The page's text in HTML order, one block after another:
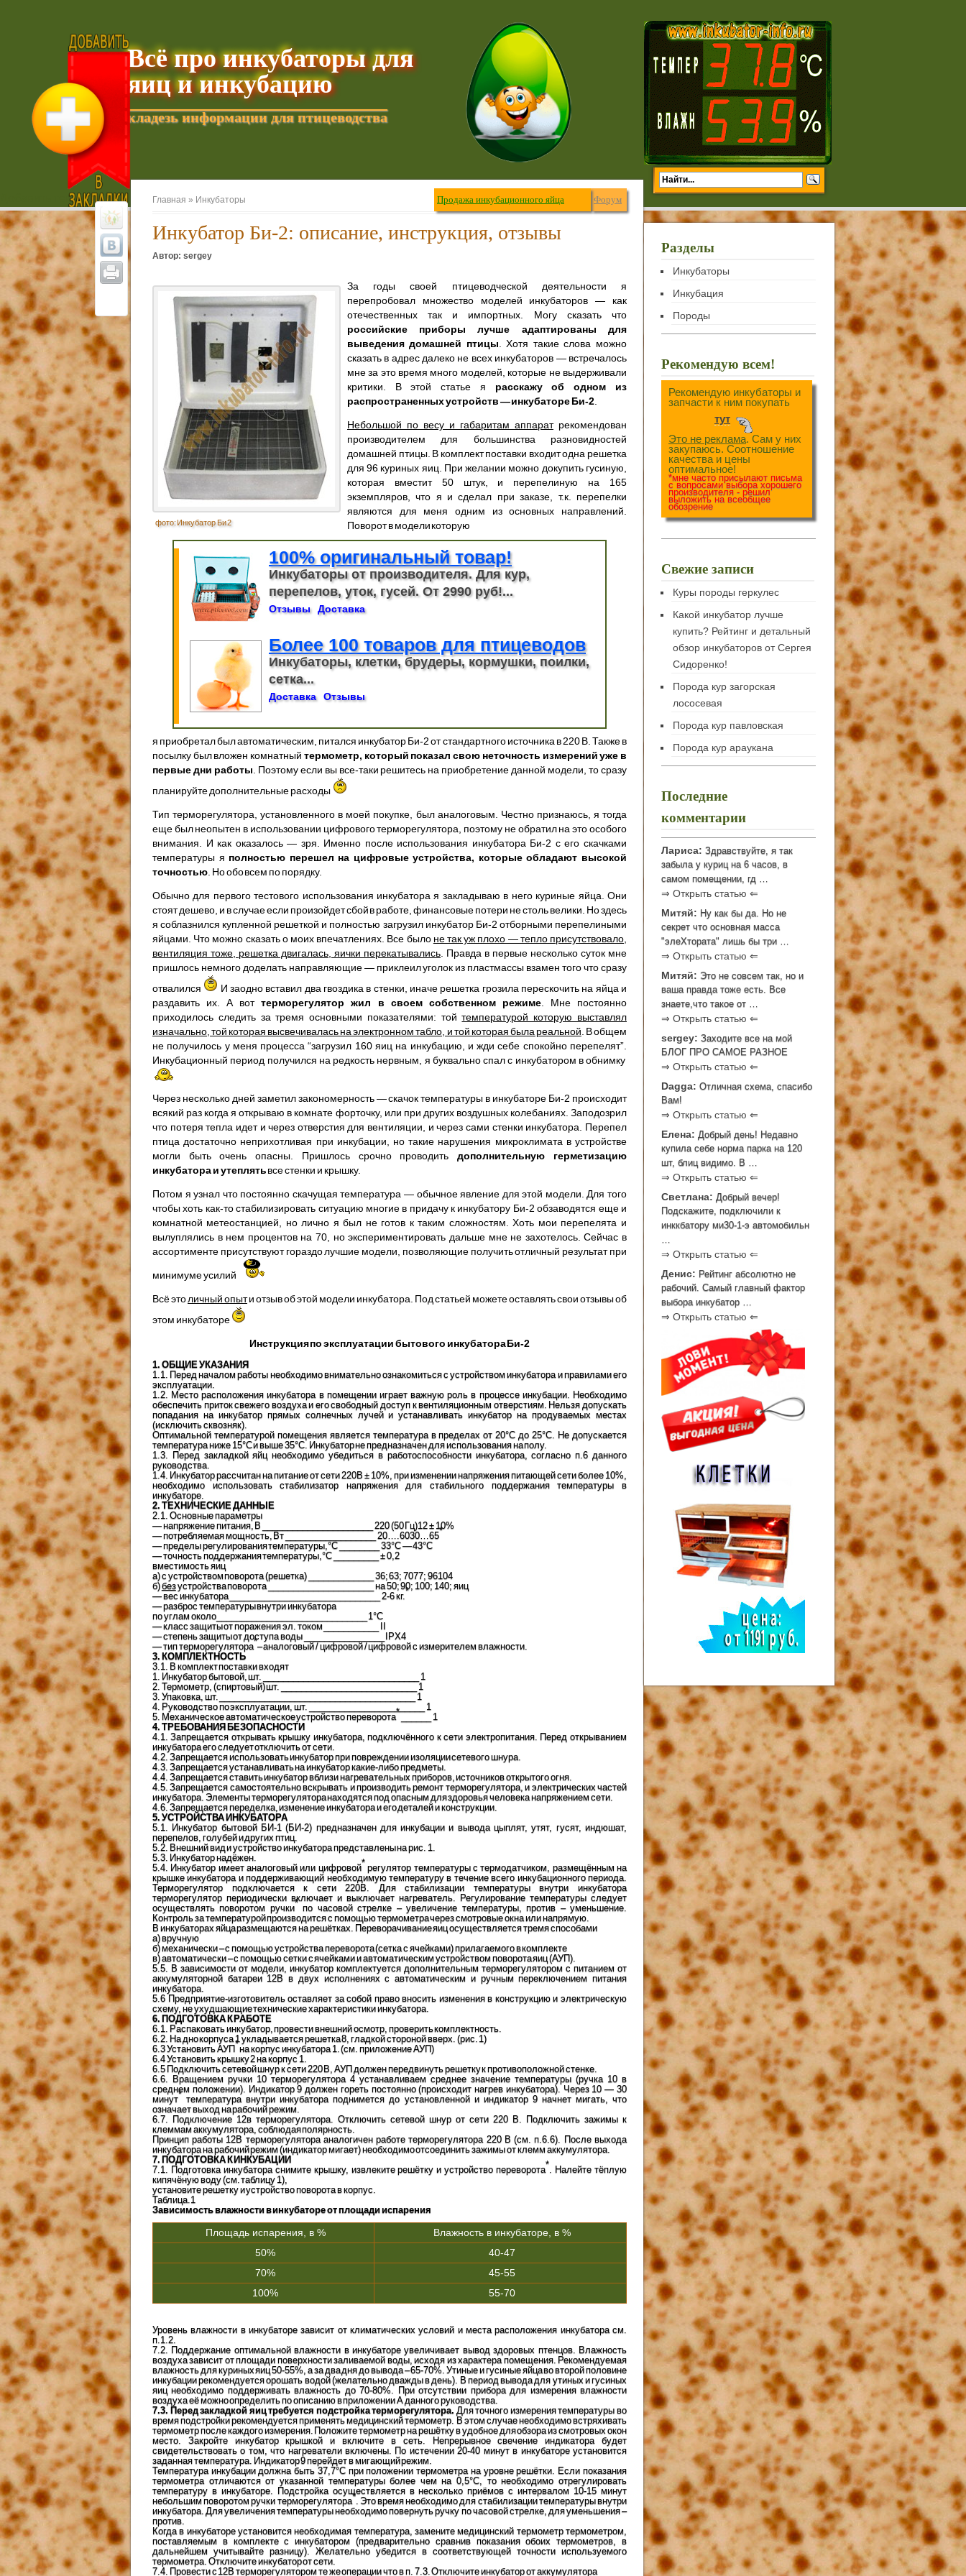
Всё про инкубаторы для
яиц и инкубацию
кладезь информации для птицеводства
Добавить текущую страницу в Избранное Форум
Продажа инкубационного яйца
Главная » Инкубаторы
Инкубатор Би-2: описание, инструкция, отзывы
Автор: sergey
фото: Инкубатор Би 2
За годы своей птицеводческой деятельности я
перепробовал множество моделей инкубаторов — как
отечественных так и импортных. Могу сказать что
российские приборы лучше адаптированы для
выведения домашней птицы . Хотя такие слова можно
сказать в адрес далеко не всех инкубаторов — встречалось
мне за это время много моделей, которые не выдерживали
критики. В этой статье я расскажу об одном из
распространенных устройств — инкубаторе Би-2
Небольшой по весу и габаритам аппаратрекомендован
производителем для большинства разновидностей
домашней птицы. В комплект поставки входит одна решетка
для 96 куриных яиц. При желании можно докупить гусиную,
которая вместит 50 штук, и перепелиную на 165
экземпляров, что я и сделал при заказе, т.к. перепелки
являются для меня одним из основных направлений.
Поворот в модели которую
100% оригинальный товар!
Инкубаторы от производителя. Для кур,
перепелов, уток, гусей. От 2990 руб!...
Отзывы Доставка
Более 100 товаров для птицеводов
Инкубаторы, клетки, брудеры, кормушки, поилки,
сетка...
Доставка Отзывы
я приобретал был автоматическим, питался инкубатор Би-2 от стандартного источника в 220 В. Также в
посылку был вложен комнатный термометр, который показал свою неточность измерений уже в
первые дни работы . Поэтому если вы все-таки решитесь на приобретение данной модели, то сразу
планируйте дополнительные расходы
Тип терморегулятора, установленного в моей покупке, был аналоговым. Честно признаюсь, я тогда
еще был неопытен в использовании цифрового терморегулятора, поэтому не обратил на это особого
внимания. И как оказалось — зря. Именно после использования инкубатора Би-2 с его скачками
температуры я полностью перешел на цифровые устройства, которые обладают высокой
точностью . Но обо всем по порядку.
Обычно для первого тестового использования инкубатора я закладываю в него куриные яйца. Они
стоят дешево, и в случае если произойдет сбой в работе, финансовые потери не столь велики. Но здесь
я соблазнился купленной решеткой и полностью загрузил инкубатор Би-2 отборными перепелиными
яйцами. Что можно сказать о моих впечатлениях. Все было не так уж плохо — тепло присутствовало,
вентиляция тоже, решетка двигалась, яички перекатывались . Правда в первые несколько суток мне
пришлось немного доделать направляющие — приклеил уголок из пластмассы взамен того что сразу
отвалился
И заодно вставил два гвоздика в стенки, иначе решетка грозила перескочить на яйца и
раздавить их. А воттерморегулятор жил в своем собственном режиме. Мне постоянно
приходилось следить за тремя основными показателями: тойтемпературой которую выставлял
изначально, той которая высвечивалась на электронном табло, и той которая была реальной . В общем
не получилось у меня процесса “загрузил 160 яиц на инкубацию, и жди себе спокойно перепелят”.
Инкубационный период получился на редкость нервным, я буквально спал с инкубатором в обнимку
Через несколько дней заметил закономерность — скачок температуры в инкубаторе Би-2 происходит
всякий раз когда я открываю в комнате форточку, или при других воздушных колебаниях. Заподозрил
что потеря тепла идет и через отверстия для вентиляции, и через сами стенки инкубатора. Перепел
птица достаточно неприхотливая при инкубации, но такие нарушения микроклимата в устройстве
могли быть очень опасны. Пришлось срочно проводитьдополнительную герметизацию
инкубатора и утеплятьвсе стенки и крышку.
Потом я узнал что постоянно скачущая температура — обычное явление для этой модели. Для того
чтобы хоть как-то стабилизировать ситуацию многие в придачу к инкубатору Би-2 обзаводятся еще и
комнатной метеостанцией, но лично я был не готов к таким сложностям. Хоть мои перепелята и
вылуплялись в нем процентов на 70, но экспериментировать дальше мне не захотелось. Сейчас в
ассортименте присутствуют гораздо лучшие модели, позволяющие получить отличный результат при
минимуме усилий
Всё этоличный опыти отзыв об этой модели инкубатора. Под статьей можете оставлять свои отзывы об
этом инкубаторе
Инструкция по эксплуатации бытового инкубатора Би-2
1. ОБЩИЕ УКАЗАНИЯ
1.1. Перед началом работы необходимо внимательно ознакомиться с устройством инкубатора и правилами его
эксплуатации.
1.2. Место расположения инкубатора в помещении играет важную роль в процессе инкубации. Необходимо
обеспечить приток свежего воздуха и его свободный доступ к вентиляционным отверстиям. Нельзя допускать
попадания на инкубатор прямых солнечных лучей и устанавливать инкубатор на продуваемых местах
(исключить сквозняк).
Оптимальной температурой помещения является температура в пределах от 20°С до 25°С. Не допускается
температура ниже 15°С и выше 35°С. Инкубатор не предназначен для использования на полу.
1.3. Перед закладкой яйц необходимо убедиться в работоспособности инкубатора, согласно п.6 данного
руководства.
1.4. Инкубатор рассчитан на питание от сети 220В ± 10%, при изменении напряжения питающей сети более 10%,
необходимо использовать стабилизатор напряжения для стабильного поддержания температуры в
инкубаторе.
2. ТЕХНИЧЕСКИЕ ДАННЫЕ
2.1. Основные параметры
— напряжение питания, В ______________________ 220 (50 Гц)12 ± 10%
— потребляемая мощность, Вт __________________ 20….6030…65*
— пределы регулирования температуры,°С ________ 33°С — 43°С
— точность поддержания температуры,°С _________ ± 0,2
вместимость яиц
а) с устройством поворота (решетка) _____________ 36; 63; 7077; 96104
б)безустройства поворота _____________________ на 50; 90; 100; 140; яиц
— вес инкубатора ______________________________ 2-6 кг.*
— разброс температуры внутри инкубатора
по углам около______________________________ 1°С
— класс защиты от поражения эл. током ___________ II
— степень защиты от доступа воды ________________ IPX4
— тип терморегулятора*– аналоговый / цифровой / цифровой с измерителем влажности.
3. КОМПЛЕКТНОСТЬ
3.1. В комплект поставки входят
1. Инкубатор бытовой, шт. _______________________________ 1
2. Термометр, (спиртовый) шт. ___________________________ 1
3. Упаковка, шт. _______________________________________ 1
4. Руководство по эксплуатации, шт. _______________________ 1
5. Механическое автоматическое устройство переворота* ______ 1
4. ТРЕБОВАНИЯ БЕЗОПАСНОСТИ
4.1. Запрещается открывать крышку инкубатора, подключённого к сети электропитания. Перед открыванием
инкубатора его следует отключить от сети.
4.2. Запрещается использовать инкубатор при повреждении изоляции сетевого шнура.
4.3. Запрещается устанавливать на инкубатор какие-либо предметы.
4.4. Запрещается ставить инкубатор вблизи нагревательных приборов, источников открытого огня.
4.5. Запрещается самостоятельно вскрывать и производить ремонт терморегулятора, и электрических частей
инкубатора. Элементы терморегулятора находятся под опасным для здоровья человека напряжением сети.
4.6. Запрещается переделка, изменение инкубатора и его деталей и конструкции.
5. УСТРОЙСТВА ИНКУБАТОРА
5.1. Инкубатор бытовой БИ-1 (БИ-2) предназначен для инкубации и вывода цыплят, утят, гусят, индюшат,
перепелов, голубей и других птиц.
5.2. Внешний вид и устройство инкубатора представлены на рис. 1.
5.3. Инкубатор надёжен.
5.4. Инкубатор имеет аналоговый или цифровой* регулятор температуры с термодатчиком, размещённым на
крышке инкубатора и поддерживающий необходимую температуру в течение всего инкубационного периода.
Терморегулятор подключается к сети 220В. Для стабилизации температуры внутри инкубатора
терморегулятор периодически включает и выключает нагреватель. Регулирование температуры следует
осуществлять поворотом ручки*по часовой стрелке – увеличение температуры, против – уменьшение.
Контроль за температурой производится с помощью термометра через смотровые окна или напрямую.
В инкубаторах яйца размещаются на решётках. Переворачивание яиц осуществляется тремя способами
а) вручную
б) механически – с помощью устройства переворота (сетка с ячейками) прилагаемого в комплекте
в) автоматически – с помощью сетки с ячейками и автоматическим устройством поворота яиц (АУП).
5.5. В зависимости от модели, инкубатор комплектуется дополнительным терморегулятором с питанием от
аккумуляторной батареи 12В в двух исполнениях с автоматическим и ручным переключением питания
инкубатора.
5.6 Предприятие-изготовитель оставляет за собой право вносить изменения в конструкцию и электрическую
схему, не ухудшающие технические характеристики инкубатора.
6. ПОДГОТОВКА К РАБОТЕ
6.1. Распаковать инкубатор, провести внешний осмотр, проверить комплектность.
6.2. На дно корпуса 1 укладывается решетка 8, гладкой стороной вверх. (рис. 1)
6.3 Установить АУП*на корпус инкубатора 1. (см. приложение АУП)
6.4 Установить крышку 2 на корпус 1.
6.5 Подключить сетевой шнур к сети 220 В, АУП должен передвинуть решетку к противоположной стенке.
6.6. Вращением ручки 10 терморегулятора 4 устанавливаем среднее значение температуры (ручка 10 в
среднем положении). Индикатор 9 должен гореть постоянно (происходит нагрев инкубатора). Через 10 — 30
минут*температура внутри инкубатора поднимется до установленной и индикатор 9 начнет мигать, что
означает выход на рабочий режим.
6.7. Подключение 12в терморегулятора. Отключить сетевой шнур от сети 220 В. Подключить зажимы к
клеммам аккумулятора, соблюдая полярность.
Принцип работы 12В терморегулятора аналогичен работе терморегулятора 220 В (см. п.6.6). После выхода
инкубатора на рабочий режим (индикатор мигает) необходимо отсоединить зажимы от клемм аккумулятора.
7. ПОДГОТОВКА К ИНКУБАЦИИ
7.1. Подготовка инкубатора снимите крышку, извлеките решётку и устройство переворота* . Налейте тёплую
кипячёную воду (см. таблицу 1),
установите решетку и устройство поворота в корпус.
Таблица.1
Зависимость влажности в инкубаторе от площади испарения
Площадь испарения, в %
Влажность в инкубаторе, в %
50%
40-47
70%
45-55
100%
55-70
Уровень влажности в инкубаторе зависит от климатических условий и места расположения инкубатора см.
п.1.2.
7.2. Поддержание оптимальной влажности в инкубаторе увеличивает вывод здоровых птенцов. Влажность
воздуха зависит от площади поверхности заливаемой воды, исходя из характера помещения. Рекомендуемая
влажность для куриных яиц 50-55%, а за два дня до вывода – 65-70%. Утиные и гусиные яйца во второй половине
инкубации рекомендуется орошать водой (желательно дважды в день). В период вывода для утиных и гусиных
яиц необходимо поддерживать влажность до 70-80%. При отсутствии прибора для измерения влажности
воздуха её можно определить по описанию в приложении А данного руководства.
7.3. Перед закладкой яиц требуется подстройка терморегулятора. Для точного измерения температуры во
время подстройки рекомендуется применять медицинский термометр. В этом случае необходимо встряхивать
термометр после каждого измерения. Положите термометр на решётку в удобное для обзора из смотровых окон
место. Закройте инкубатор крышкой и включите в сеть. Непрерывное свечение индикатора будет
свидетельствовать о том, что нагреватели включены. По истечении 20-40 минут в инкубаторе установится
заданная температура. Индикатор 9 перейдет в мигающий режим.
Температура инкубации должна быть 37,7°С при положении термометра на уровне решётки. Если показания
термометра отличаются от указанной температуры более чем на 0,5°С, то необходимо отрегулировать
температуру в инкубаторе. Подстройка осуществляется в несколько приёмов с интервалом 10-15 минут
небольшим поворотом ручки терморегулятора*. Это время необходимо для стабилизации температуры внутри
инкубатора. Для увеличения температуры необходимо повернуть ручку по часовой стрелке, для уменьшения –
против.
Когда в инкубаторе установится необходимая температура, замените медицинский термометр термометром,
поставляемым в комплекте с инкубатором (предварительно сравнив показания обоих термометров, в
дальнейшем учитывайте разницу). Желательно убедится в соответствующей точности используемого
термометра. Отключите инкубатор от сети.
7.4. Провести с 12В терморегулятором те же операции что в п. 7.3. Отключите инкубатор от аккумулятора
Разделы
Инкубаторы
Инкубация
Породы
Рекомендую всем!
Рекомендую инкубаторы и
запчасти к ним покупать
тут
Это не реклама. Сам у них
закупаюсь. Соотношение
качества и цены
оптимальное!
*мне часто присылают письма
с вопросами выбора хорошего
производителя - решил
выложить на всеобщее
обозрение
Свежие записи
Куры породы геркулес
Какой инкубатор лучше
купить? Рейтинг и детальный
обзор инкубаторов от Сергея
Сидоренко!
Порода кур загорская
лососевая
Порода кур павловская
Порода кур араукана
Последние
комментарии
Лариса: Здравствуйте, я так
забыла у куриц на 6 часов, в
самом помещении, гд …
⇒ Открыть статью ⇐
Митяй: Ну как бы да. Но не
секрет что основная масса
"элеХтората" лишь бы три …
⇒ Открыть статью ⇐
Митяй: Это не совсем так, но и
ваша правда тоже есть. Все
знаете,что такое от …
⇒ Открыть статью ⇐
sergey: Заходите все на мой
БЛОГ ПРО САМОЕ РАЗНОЕ
⇒ Открыть статью ⇐
Dagga: Отличная схема, спасибо
Вам!
⇒ Открыть статью ⇐
Елена: Добрый день! Недавно
купила себе норма парка на 120
шт, блиц видимо. В …
⇒ Открыть статью ⇐
Светлана: Добрый вечер!
Подскажите, подключили к
инккбатору ми30-1-э автомобильн
…
⇒ Открыть статью ⇐
Денис: Рейтинг абсолютно не
рабочий. Самый главный фактор
выбора инкубатор …
⇒ Открыть статью ⇐